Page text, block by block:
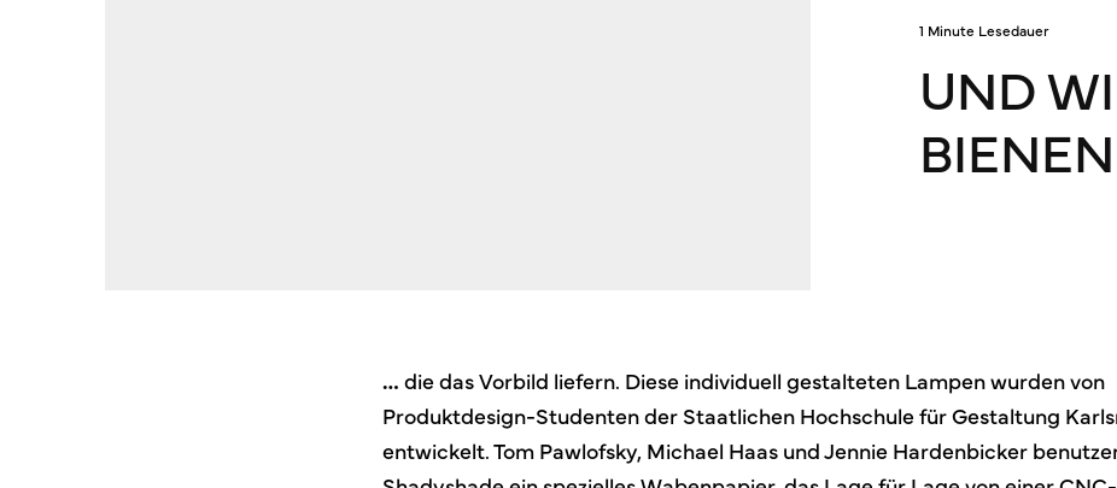
1 Minute Lesedauer
UND
… die das Vorbild liefern. Diese individuell gestalteten Lampen wurden von
Produktdesign-Studenten der Staatlichen Hochschule für Gestaltung
entwickelt. Tom Pawlofsky, Michael Haas und Jennie Hardenbicker